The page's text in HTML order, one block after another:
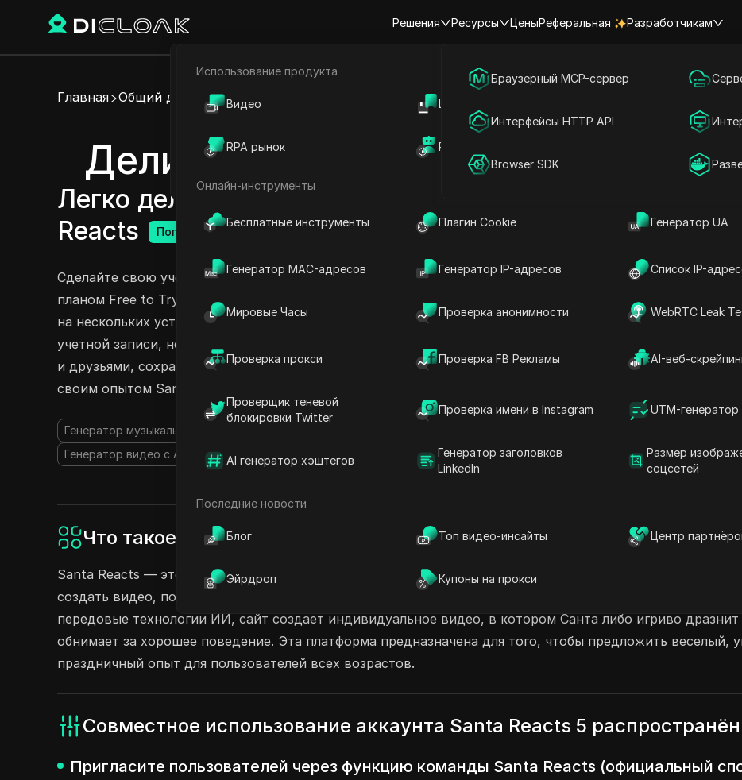
Решения
Электронная коммерция Маркетинг в социальных сетях
Онлайн-реклама
Общий доступ к аккаунту
Ресурсы
Использование продукта
Видео Центр поддержки
RPA рынок Рынок RPA (MCP)
Онлайн-инструменты
Бесплатные инструменты Плагин Cookie Генератор UA
Генератор MAC-адресов Генератор IP-адресов Список IP-
Мировые Часы Проверка анонимности WebRTC Leak
Проверка прокси Проверка FB Рекламы AI-веб-
Проверщик теневой
блокировки Twitter
Проверка имени в Instagram UTM-генератор
AI генератор хэштегов
Генератор заголовков
LinkedIn
Размер
соцсетей
Последние новости
Блог Топ видео-инсайты Центр
Эйрдроп Купоны на прокси
ЦеныРеферальная Разработчикам
Браузерный MCP-сервер
Интерфейсы HTTP API
Browser SDK
Главная Общий доступ к аккаунту
Делитесь аккаунтами Santa Reacts
Легко делитесь премиум-аккаунтами Santa
Reacts
Попробовать сейчас
Сделайте свою учетную запись Santa Reacts доступной для совместного использования с
планом Free to Try, который позволяет вам создавать персонализированные видео с Санта
на нескольких устройствах. Наслаждайтесь удобством совместного использования своей
учетной записи, не раскрывая свои учетные данные или пароли. Легко общайтесь с семьей
и друзьями, сохраняя при этом безопасность своей учетной записи. Начните делиться
своим опытом Santa Reacts уже сегодня!
Генератор музыкальных видео на основе ИИ
Генератор видео с AI-аватарами
Что такое Santa Reacts?
Santa Reacts — это интерактивный веб-сайт, который позволяет пользователям создавать
создать видео, пользователи просто загружают фотографию, предоставляют три развлекательных
передовые технологии ИИ, сайт создает индивидуальное видео, в котором Санта либо игриво
обнимает за хорошее поведение. Эта платформа предназначена для того, чтобы предложить веселый,
праздничный опыт для пользователей всех возрастов.
Совместное использование аккаунта Santa Reacts 5
Пригласите пользователей через функцию команды Santa Reacts (официальный